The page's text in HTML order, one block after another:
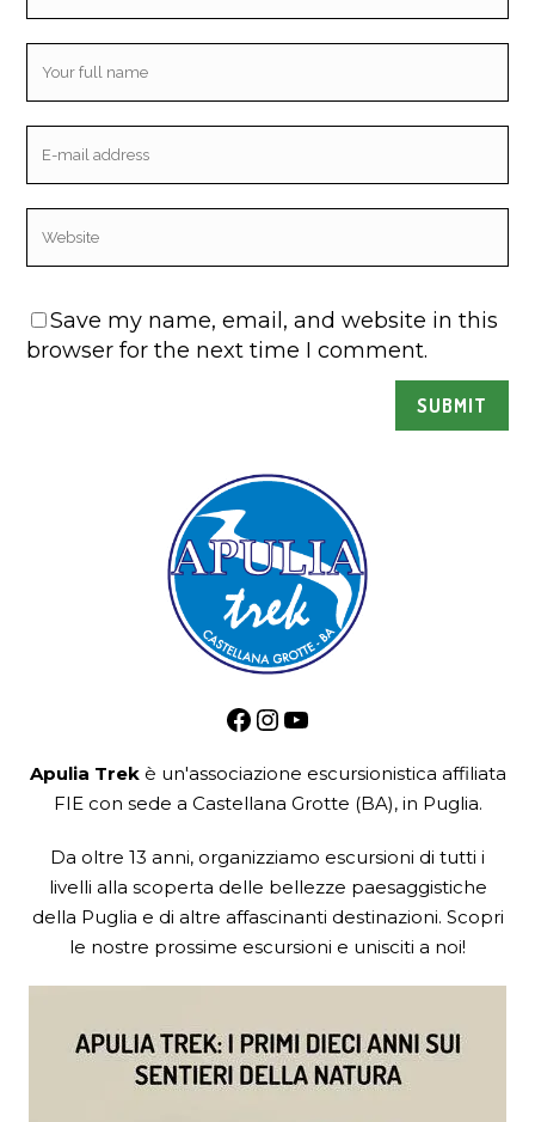
Save my name, email, and website in this
browser for the next time I comment.
Facebook
Instagram
YouTube
Apulia Trekè un'associazione escursionistica affiliata
FIEcon sede a Castellana Grotte (BA), in Puglia.
Da oltre 13 anni, organizziamo escursioni di tutti i
livelli alla scoperta delle bellezze paesaggistiche
della Puglia e di altre affascinanti destinazioni. Scopri
le nostre prossime escursioni e unisciti a noi!